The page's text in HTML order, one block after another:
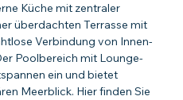
Küche mit zentraler
überdachten Terrasse mit
Verbindung von Innen-
Poolbereich mit Lounge-
ein und bietet
Meerblick. Hier finden Sie